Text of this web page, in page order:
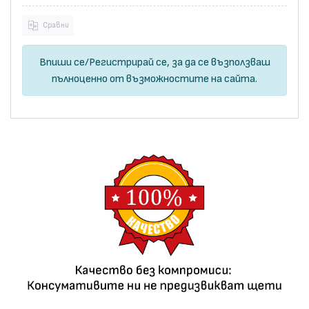
Сравни
Впиши се/Регистрирай се, за да се възползваш
пълноценно от възможностите на сайта.